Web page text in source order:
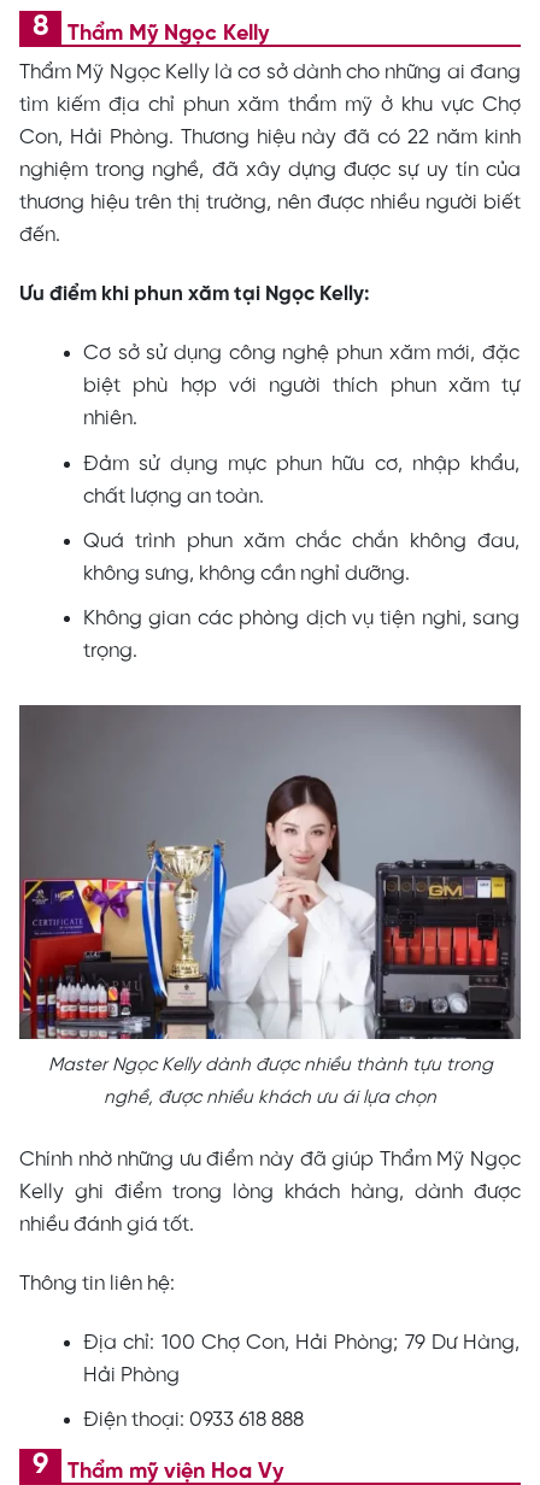
Thẩm Mỹ Ngọc Kelly
Thẩm Mỹ Ngọc Kelly là cơ sở dành cho những ai đang
tìm kiếm địa chỉ phun xăm thẩm mỹ ở khu vực Chợ
Con, Hải Phòng. Thương hiệu này đã có 22 năm kinh
nghiệm trong nghề, đã xây dựng được sự uy tín của
thương hiệu trên thị trường, nên được nhiều người biết
đến.
Ưu điểm khi phun xăm tại Ngọc Kelly:
Cơ sở sử dụng công nghệ phun xăm mới, đặc
biệt phù hợp với người thích phun xăm tự
nhiên.
Đảm sử dụng mực phun hữu cơ, nhập khẩu,
chất lượng an toàn.
Quá trình phun xăm chắc chắn không đau,
không sưng, không cần nghỉ dưỡng.
Không gian các phòng dịch vụ tiện nghi, sang
trọng.
Master Ngọc Kelly dành được nhiều thành tựu trong
nghề, được nhiều khách ưu ái lựa chọn
Chính nhờ những ưu điểm này đã giúp Thẩm Mỹ Ngọc
Kelly ghi điểm trong lòng khách hàng, dành được
nhiều đánh giá tốt.
Thông tin liên hệ:
Địa chỉ: 100 Chợ Con, Hải Phòng; 79 Dư Hàng,
Hải Phòng
Điện thoại: 0933 618 888
Thẩm mỹ viện Hoa Vy